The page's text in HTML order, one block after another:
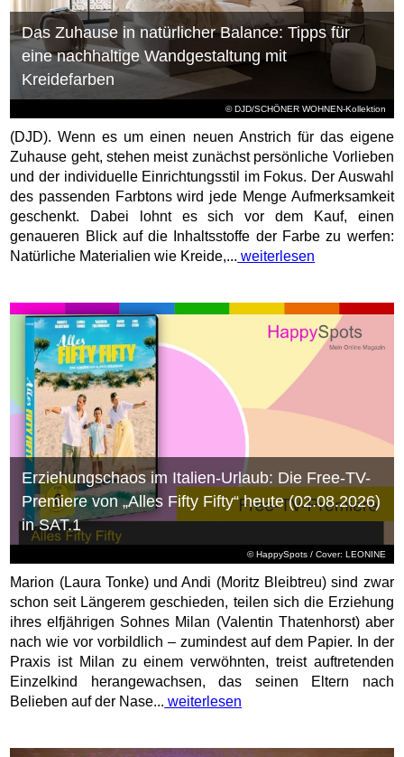
© DJD/SCHÖNER WOHNEN-Kollektion
Das Zuhause in natürlicher Balance: Tipps für
eine nachhaltige Wandgestaltung mit
Kreidefarben
(DJD). Wenn es um einen neuen Anstrich für das eigene
Zuhause geht, stehen meist zunächst persönliche Vorlieben
und der individuelle Einrichtungsstil im Fokus. Der Auswahl
des passenden Farbtons wird jede Menge Aufmerksamkeit
geschenkt. Dabei lohnt es sich vor dem Kauf, einen
genaueren Blick auf die Inhaltsstoffe der Farbe zu werfen:
Natürliche Materialien wie Kreide,... weiterlesen
© HappySpots / Cover: LEONINE
Erziehungschaos im Italien-Urlaub: Die Free-TV-
Premiere von „Alles Fifty Fifty“ heute (02.08.2026)
in SAT.1
Marion (Laura Tonke) und Andi (Moritz Bleibtreu) sind zwar
schon seit Längerem geschieden, teilen sich die Erziehung
ihres elfjährigen Sohnes Milan (Valentin Thatenhorst) aber
nach wie vor vorbildlich – zumindest auf dem Papier. In der
Praxis ist Milan zu einem verwöhnten, treist auftretenden
Einzelkind herangewachsen, das seinen Eltern nach
Belieben auf der Nase... weiterlesen